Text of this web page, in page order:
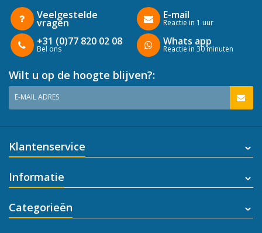
Veelgestelde
vragen
+31 (0)77 820 02 08
Bel ons
E-mail
Reactie in 1 uur
Whats app
Reactie in 30 minuten
Wilt u op de hoogte blijven?:
E-MAIL ADRES
Klantenservice
Informatie
Categorieën